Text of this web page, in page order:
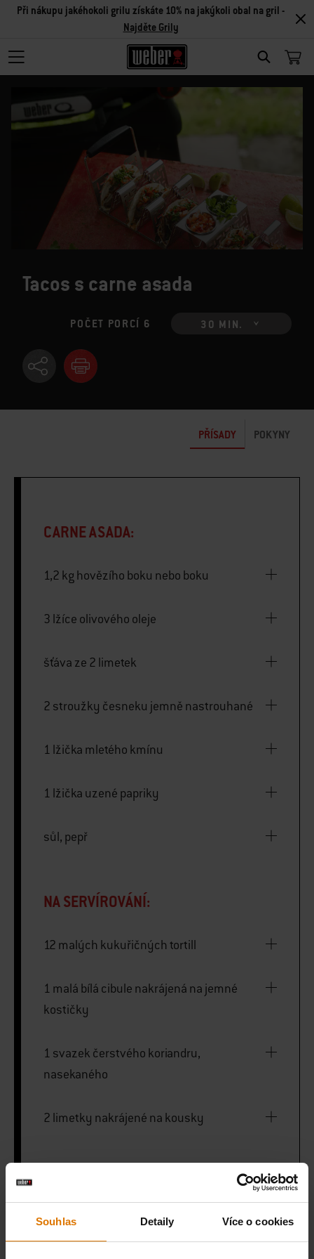
Souhlas Detaily Více o cookies
SEARCH
Při nákupu jakéhokoli grilu získáte 10% na jakýkoli obal na gril -
Najděte Grily
Tacos s carne asada
POČET PORCÍ 6 30 MIN.
PŘÍSADY POKYNY
CARNE ASADA:
1,2 kg hovězího boku nebo boku
3 lžíce olivového oleje
šťáva ze 2 limetek
2 stroužky česneku jemně nastrouhané
1 lžička mletého kmínu
1 lžička uzené papriky
sůl, pepř
NA SERVÍROVÁNÍ:
12 malých kukuřičných tortill
1 malá bílá cibule nakrájená na jemné
kostičky
1 svazek čerstvého koriandru,
nasekaného
2 limetky nakrájené na kousky
Weber BBQ rukavice